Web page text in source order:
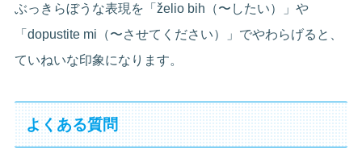
ぶっきらぼうな表現を「želio bih（〜したい）」や
「dopustite mi（〜させてください）」でやわらげると、
ていねいな印象になります。
よくある質問